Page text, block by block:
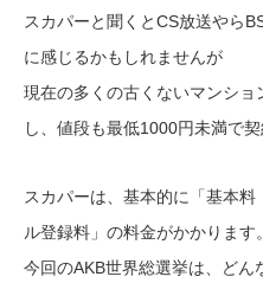
スカパーと聞くとCS放送やら
に感じるかもしれませんが
現在の多くの古くないマンシ
し、値段も最低1000円未満で契
スカパーは、基本的に「基本
ル登録料」の料金がかかります。
今回のAKB世界総選挙は、どん